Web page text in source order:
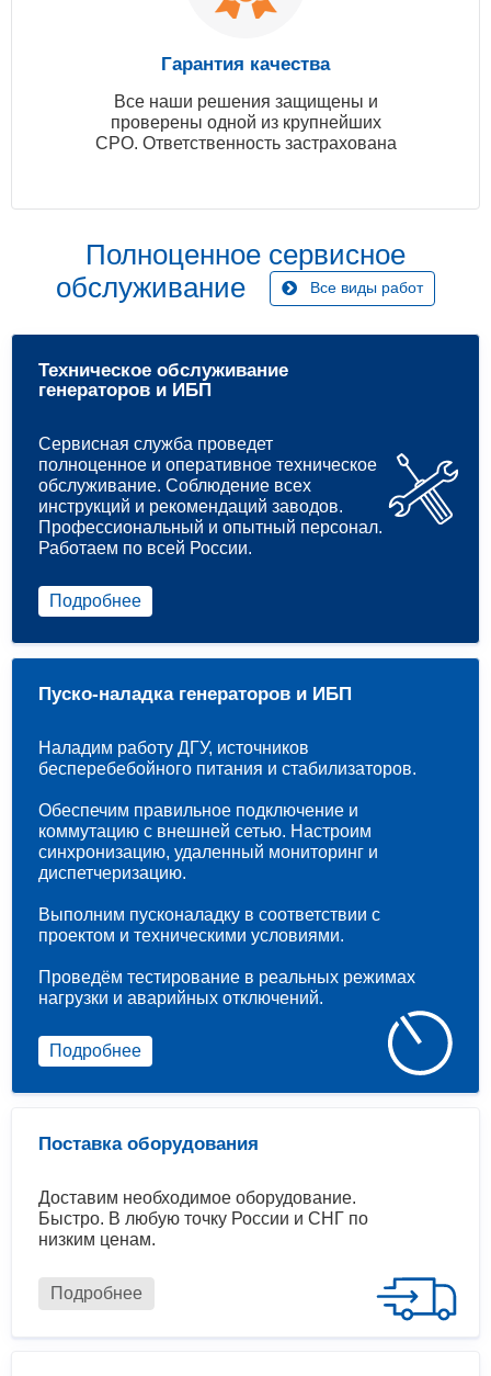
Гарантия качества
Все наши решения защищены и
проверены одной из крупнейших
СРО. Ответственность застрахована
Полноценное сервисное
обслуживание
Все виды работ
Техническое обслуживание
генераторов и ИБП
Сервисная служба проведет
полноценное и оперативное техническое
обслуживание. Соблюдение всех
инструкций и рекомендаций заводов.
Профессиональный и опытный персонал.
Работаем по всей России.
Подробнее
Поставка оборудования
Доставим необходимое оборудование.
Быстро. В любую точку России и СНГ по
низким ценам.
Подробнее
Пуско-наладка генераторов и ИБП
Наладим работу ДГУ, источников
бесперебебойного питания и стабилизаторов.
Обеспечим правильное подключение и
коммутацию с внешней сетью. Настроим
синхронизацию, удаленный мониторинг и
диспетчеризацию.
Выполним пусконаладку в соответствии с
проектом и техническими условиями.
Проведём тестирование в реальных режимах
нагрузки и аварийных отключений.
Подробнее